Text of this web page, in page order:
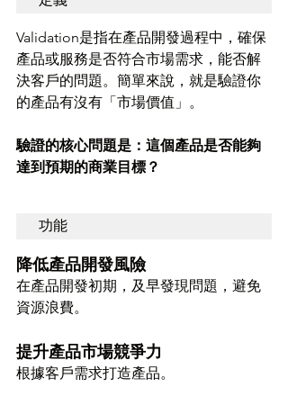
Validation是指在產品開發過程中，確保
產品或服務是否符合市場需求，能否解
決客戶的問題。簡單來說，就是驗證你
的產品有沒有「市場價值」。
驗證的核心問題是：這個產品是否能夠
達到預期的商業目標？
功能
降低產品開發風險
在產品開發初期，及早發現問題，避免
資源浪費。
提升產品市場競爭力
根據客戶需求打造產品。